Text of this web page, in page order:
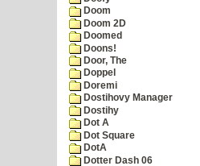
Doom
Doom 2D
Doomed
Doons!
Door, The
Doppel
Doremi
Dostihovy Manager
Dostihy
Dot A
Dot Square
DotA
Dotter Dash 06